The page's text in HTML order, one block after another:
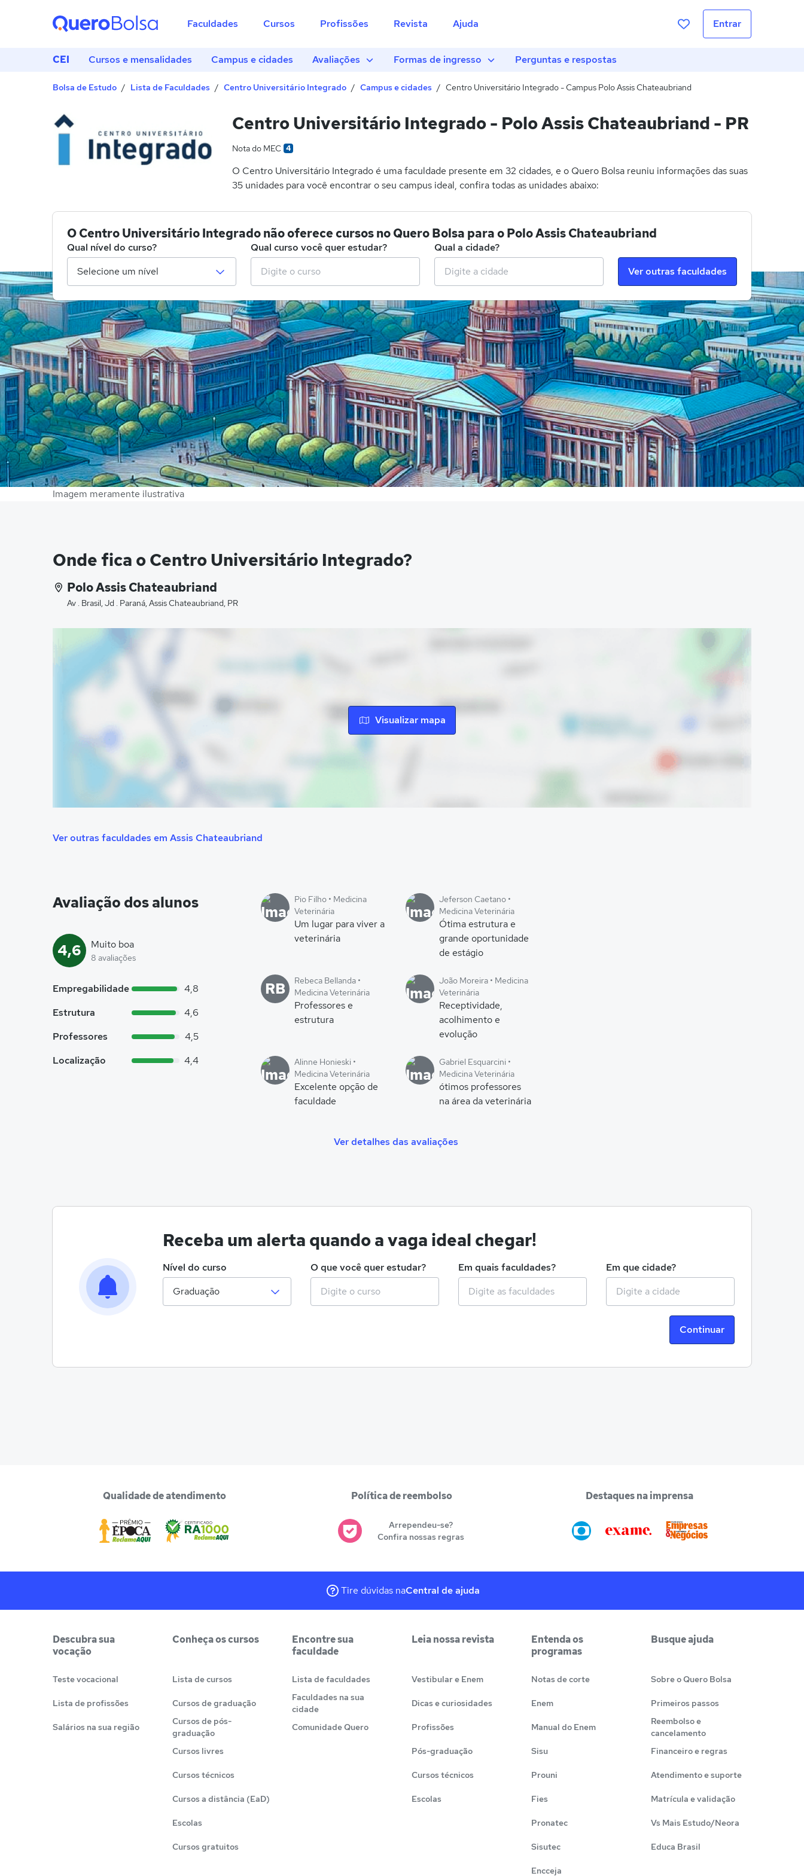
Faculdades Cursos Profissões Revista Ajuda Entrar
CEI Cursos e mensalidades Campus e cidades Avaliações Formas de ingresso Perguntas e respostas
Bolsa de Estudo Lista de Faculdades Centro Universitário Integrado Campus e cidades Centro Universitário Integrado - Campus Polo Assis Chateaubriand
Centro Universitário Integrado - Polo Assis Chateaubriand - PR
Nota do MEC 4
O Centro Universitário Integrado é uma faculdade presente em 32 cidades, e o Quero Bolsa reuniu informações das suas
35 unidades para você encontrar o seu campus ideal, confira todas as unidades abaixo:
O Centro Universitário Integrado não oferece cursos no Quero Bolsa para o Polo Assis Chateaubriand
Qual nível do curso? Qual curso você quer estudar?
Qual a cidade?
Ver outras faculdades
Imagem meramente ilustrativa
Onde fica o Centro Universitário Integrado?
Polo Assis Chateaubriand
Av . Brasil, Jd . Paraná, Assis Chateaubriand, PR
Visualizar mapa
Ver outras faculdades em Assis Chateaubriand
Avaliação dos alunos
4,6 Muito boa
8 avaliações
Empregabilidade
4,8
Estrutura
4,6
Professores
4,5
Localização
4,4
Pio Filho • Medicina
Veterinária
Um lugar para viver a
veterinária
Jeferson Caetano •
Medicina Veterinária
Ótima estrutura e
grande oportunidade
de estágio
RB
Rebeca Bellanda •
Medicina Veterinária
Professores e
estrutura
João Moreira • Medicina
Veterinária
Receptividade,
acolhimento e
evolução
Alinne Honieski •
Medicina Veterinária
Excelente opção de
faculdade
Gabriel Esquarcini •
Medicina Veterinária
ótimos professores
na área da veterinária
Ver detalhes das avaliações
Receba um alerta quando a vaga ideal chegar!
Nível do curso O que você quer estudar? Em quais faculdades? Em que cidade?
Continuar
Qualidade de atendimento Política de reembolso
Arrependeu-se?
Confira nossas regras
Destaques na imprensa
Tire dúvidas naCentral de ajuda
Descubra sua
vocação
Teste vocacional
Lista de profissões
Salários na sua região
Conheça os cursos
Lista de cursos
Cursos de graduação
Cursos de pós-
graduação
Cursos livres
Cursos técnicos
Cursos a distância (EaD)
Escolas
Cursos gratuitos
Encontre sua
faculdade
Lista de faculdades
Faculdades na sua
cidade
Comunidade Quero
Leia nossa revista
Vestibular e Enem
Dicas e curiosidades
Profissões
Pós-graduação
Cursos técnicos
Escolas
Entenda os
programas
Notas de corte
Enem
Manual do Enem
Sisu
Prouni
Fies
Pronatec
Sisutec
Encceja
Busque ajuda
Sobre o Quero Bolsa
Primeiros passos
Reembolso e
cancelamento
Financeiro e regras
Atendimento e suporte
Matrícula e validação
Vs Mais Estudo/Neora
Educa Brasil